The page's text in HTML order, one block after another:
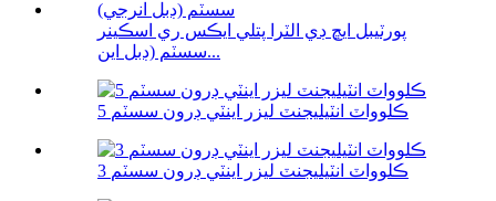
پورٽيبل ايڇ ڊي الٽرا پتلي ايڪس ري اسڪينر
سسٽم (ڊبل اين...
5 ڪلوواٽ انٽيليجنٽ ليزر اينٽي ڊرون سسٽم
3 ڪلوواٽ انٽيليجنٽ ليزر اينٽي ڊرون سسٽم